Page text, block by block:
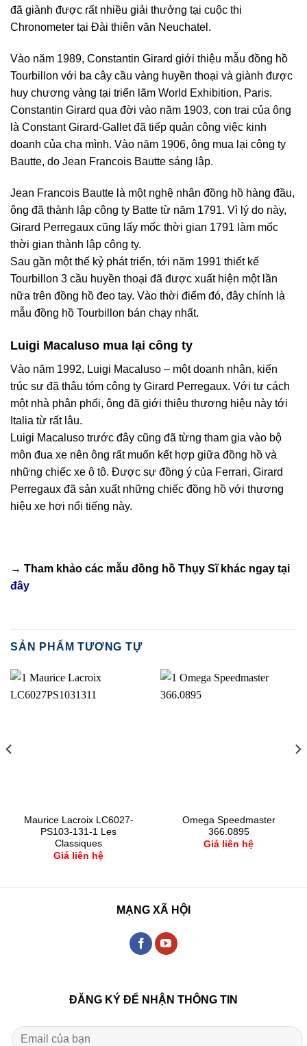
đã giành được rất nhiều giải thưởng tại cuộc thi
Chronometer tại Đài thiên văn Neuchatel.
Vào năm 1989, Constantin Girard giới thiệu mẫu đồng hồ
Tourbillon với ba cây cầu vàng huyền thoại và giành được
huy chương vàng tại triển lãm World Exhibition, Paris.
Constantin Girard qua đời vào năm 1903, con trai của ông
là Constant Girard-Gallet đã tiếp quản công việc kinh
doanh của cha mình. Vào năm 1906, ông mua lại công ty
Bautte, do Jean Francois Bautte sáng lập.
Jean Francois Bautte là một nghệ nhân đồng hồ hàng đầu,
ông đã thành lập công ty Batte từ năm 1791. Vì lý do này,
Girard Perregaux cũng lấy mốc thời gian 1791 làm mốc
thời gian thành lập công ty.
Sau gần một thế kỷ phát triển, tới năm 1991 thiết kế
Tourbillon 3 cầu huyền thoại đã được xuất hiện một lần
nữa trên đồng hồ đeo tay. Vào thời điểm đó, đây chính là
mẫu đồng hồ Tourbillon bán chạy nhất.
Luigi Macaluso mua lại công ty
Vào năm 1992, Luigi Macaluso – một doanh nhân, kiến
trúc sư đã thâu tóm công ty Girard Perregaux. Với tư cách
một nhà phân phối, ông đã giới thiệu thương hiệu này tới
Italia từ rất lâu.
Luigi Macaluso trước đây cũng đã từng tham gia vào bộ
môn đua xe nên ông rất muốn kết hợp giữa đồng hồ và
những chiếc xe ô tô. Được sự đồng ý của Ferrari, Girard
Perregaux đã sản xuất những chiếc đồng hồ với thương
hiệu xe hơi nổi tiếng này.
→ Tham khảo các mẫu đồng hồ Thụy Sĩkhác ngay tại
đây
SẢN PHẨM TƯƠNG TỰ
Maurice Lacroix LC6027-
PS103-131-1 Les
Classiques
Giá liên hệ
Omega Speedmaster
366.0895
Giá liên hệ
MẠNG XÃ HỘI
ĐĂNG KÝ ĐỂ NHẬN THÔNG TIN